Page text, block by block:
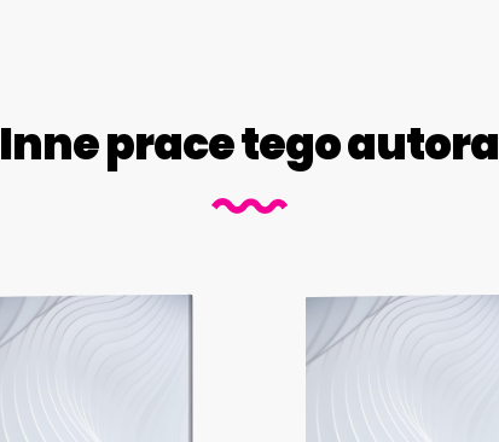
Inne prace tego autora